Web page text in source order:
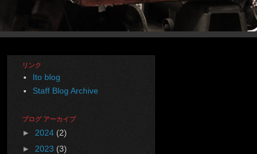
リンク
Ito blog
Staff Blog Archive
ブログ アーカイブ
► 2024 (2)
► 2023 (3)